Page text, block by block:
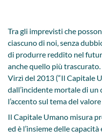
Tra gli imprevisti che
ciascuno di noi, senza
di produrre reddito nel
anche quello più
Virzì del 2013 (“Il Capitale
dall’incidente mortale di un
l’accento sul tema del
Il Capitale Umano misura
ed è l’insieme delle